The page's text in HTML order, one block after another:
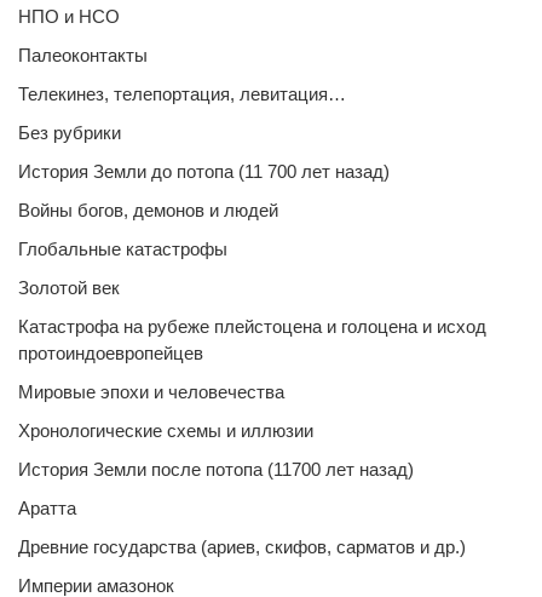
НПО и НСО
Палеоконтакты
Телекинез, телепортация, левитация…
Без рубрики
История Земли до потопа (11 700 лет назад)
Войны богов, демонов и людей
Глобальные катастрофы
Золотой век
Катастрофа на рубеже плейстоцена и голоцена и исход
протоиндоевропейцев
Мировые эпохи и человечества
Хронологические схемы и иллюзии
История Земли после потопа (11700 лет назад)
Аратта
Древние государства (ариев, скифов, сарматов и др.)
Империи амазонок